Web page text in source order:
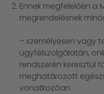
Ennek megfelelően a
megrendelésnek
– személyesen vagy
ügyfélszolgálatán,
rendszerén keresztül
meghatározott
vonatkozóan